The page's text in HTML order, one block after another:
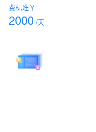
费标准￥
2000 /天